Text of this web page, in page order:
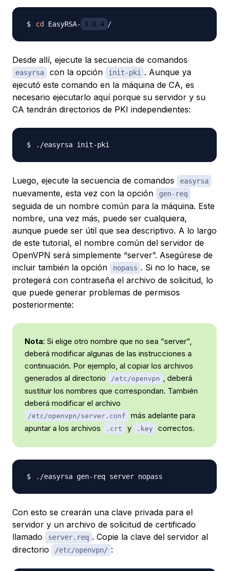
cd EasyRSA- 3.0.4
Desde allí, ejecute la secuencia de comandos
easyrsa con la opción init-pki . Aunque ya
ejecutó este comando en la máquina de CA, es
necesario ejecutarlo aquí porque su servidor y su
CA tendrán directorios de PKI independientes:
Luego, ejecute la secuencia de comandos easyrsa
nuevamente, esta vez con la opción gen-req
seguida de un nombre común para la máquina. Este
nombre, una vez más, puede ser cualquiera,
aunque puede ser útil que sea descriptivo. A lo largo
de este tutorial, el nombre común del servidor de
OpenVPN será simplemente “server”. Asegúrese de
incluir también la opción
nopass . Si no lo hace, se
protegerá con contraseña el archivo de solicitud, lo
que puede generar problemas de permisos
posteriormente:
Nota: Si elige otro nombre que no sea “server”,
deberá modificar algunas de las instrucciones a
continuación. Por ejemplo, al copiar los archivos
generados al directorio
/etc/openvpn , deberá
sustituir los nombres que correspondan. También
deberá modificar el archivo
/etc/openvpn/server.conf
más adelante para
apuntar a los archivos
.crt y .key correctos.
Con esto se crearán una clave privada para el
servidor y un archivo de solicitud de certificado
llamado
server.req . Copie la clave del servidor al
directorio
/etc/openvpn/ :